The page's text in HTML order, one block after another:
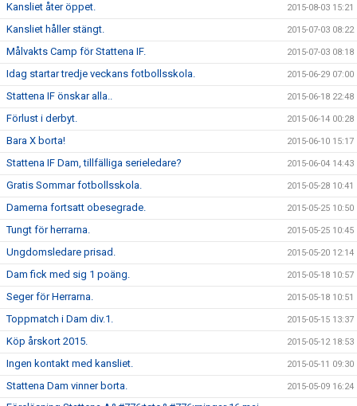
Kansliet åter öppet. 2015-08-03 15:21
Kansliet håller stängt. 2015-07-03 08:22
Målvakts Camp för Stattena IF. 2015-07-03 08:18
Idag startar tredje veckans fotbollsskola. 2015-06-29 07:00
Stattena IF önskar alla.. 2015-06-18 22:48
Förlust i derbyt. 2015-06-14 00:28
Bara X borta! 2015-06-10 15:17
Stattena IF Dam, tillfälliga serieledare? 2015-06-04 14:43
Gratis Sommar fotbollsskola. 2015-05-28 10:41
Damerna fortsatt obesegrade. 2015-05-25 10:50
Tungt för herrarna. 2015-05-25 10:45
Ungdomsledare prisad. 2015-05-20 12:14
Dam fick med sig 1 poäng. 2015-05-18 10:57
Seger för Herrarna. 2015-05-18 10:51
Toppmatch i Dam div.1. 2015-05-15 13:37
Köp årskort 2015. 2015-05-12 18:53
Ingen kontakt med kansliet. 2015-05-11 09:30
Stattena Dam vinner borta. 2015-05-09 16:24